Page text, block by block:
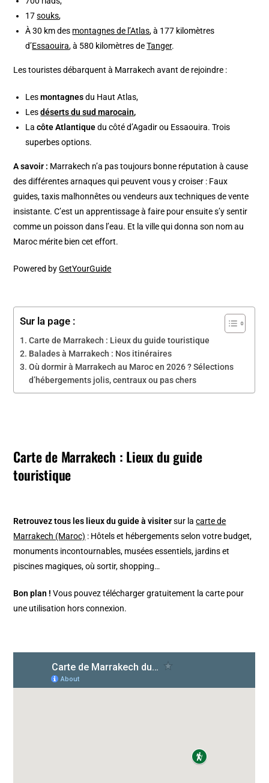
17souks,
À 30 km des montagnes de l’Atlas, à 177 kilomètres
d’Essaouira, à 580 kilomètres deTanger.
Les touristes débarquent à Marrakech avant de rejoindre :
Lesmontagnesdu Haut Atlas,
Lesdéserts du sud marocain,
Lacôte Atlantiquedu côté d’Agadir ou Essaouira. Trois
superbes options.
A savoir : Marrakech n’a pas toujours bonne réputation à cause
des différentes arnaques qui peuvent vous y croiser : Faux
guides, taxis malhonnêtes ou vendeurs aux techniques de vente
insistante. C’est un apprentissage à faire pour ensuite s’y sentir
comme un poisson dans l’eau. Et la ville qui donna son nom au
Maroc mérite bien cet effort.
Powered byGetYourGuide
Sur la page :
Carte de Marrakech : Lieux du guide touristique
Balades à Marrakech : Nos itinéraires
Où dormir à Marrakech au Maroc en 2026 ? Sélections
d’hébergements jolis, centraux ou pas chers
Carte de Marrakech : Lieux du guide
touristique
Retrouvez tous les lieux du guide à visitersur lacarte de
Marrakech (Maroc) : Hôtels et hébergements selon votre budget,
monuments incontournables, musées essentiels, jardins et
piscines magiques, où sortir, shopping…
Bon plan ! Vous pouvez télécharger gratuitement la carte pour
une utilisation hors connexion.